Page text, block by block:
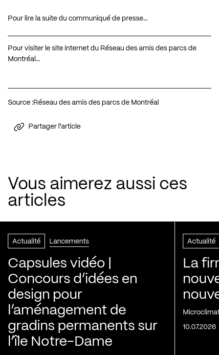
Pour lire la suite du communiqué de presse…
Pour visiter le site internet du Réseau des amis des parcs de
Montréal…
Source :Réseau des amis des parcs de Montréal
Partager l'article
Vous aimerez aussi ces
articles
Actualité Lancements
Capsules vidéo |
Concours d’idées en
design pour
l’aménagement de
gradins permanents sur
l’île Notre-Dame
Actualité
La
10.07.2026